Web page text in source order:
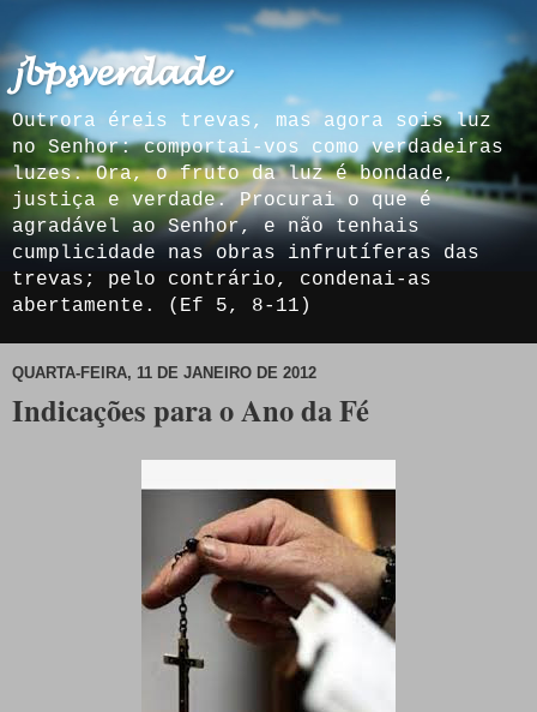
𝓳𝓫𝓹𝓼𝓿𝓮𝓻𝓭𝓪𝓭𝓮
Outrora éreis trevas, mas agora sois luz
no Senhor: comportai-vos como verdadeiras
luzes. Ora, o fruto da luz é bondade,
justiça e verdade. Procurai o que é
agradável ao Senhor, e não tenhais
cumplicidade nas obras infrutíferas das
trevas; pelo contrário, condenai-as
abertamente. (Ef 5, 8-11)
QUARTA-FEIRA, 11 DE JANEIRO DE 2012
Indicações para o Ano da Fé